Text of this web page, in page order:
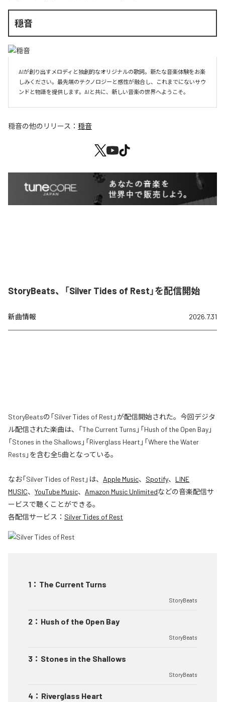
穏音
AIが創り出すメロディと独創的なオリジナルの歌詞。新たな音楽体験をお楽
しみください。最先端のテクノロジーと感性が融合し、これまでにないサウ
ンドと物語を提供します。AIと共に、新しい音楽の世界へようこそ。
穏音の他のリリース： 穏音
StoryBeats、「Silver Tides of Rest」を配信開始
新曲情報 2026.7.31
StoryBeatsの「Silver Tides of Rest」が配信開始された。今回デジタ
ル配信された楽曲は、「The Current Turns」「Hush of the Open Bay」
「Stones in the Shallows」「Riverglass Heart」「Where the Water
Rests」を含む全5曲となっている。
なお「Silver Tides of Rest 」は、 Apple Music、 Spotify、 LINE
MUSIC、 YouTube Music、 Amazon Music Unlimitedなどの音楽配信サ
ービスで聴くことができる。
各配信サービス： Silver Tides of Rest
1 ： The Current Turns
StoryBeats
2 ： Hush of the Open Bay
StoryBeats
3 ： Stones in the Shallows
StoryBeats
4 ： Riverglass Heart